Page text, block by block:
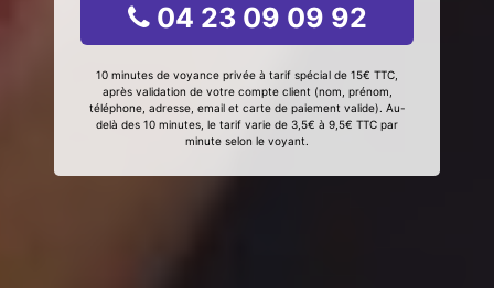
04 23 09 09 92
10 minutes de voyance privée à tarif spécial de 15€ TTC,
après validation de votre compte client (nom, prénom,
téléphone, adresse, email et carte de paiement valide). Au-
delà des 10 minutes, le tarif varie de 3,5€ à 9,5€ TTC par
minute selon le voyant.